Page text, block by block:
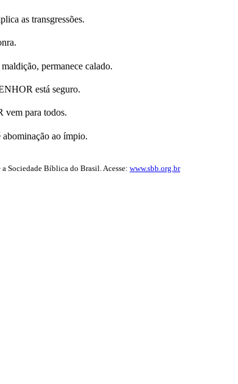
as transgressões.
permanece calado.
está seguro.
vem para todos.
abominação ao ímpio.
Sociedade Bíblica do Brasil. Acesse: www.sbb.org.br